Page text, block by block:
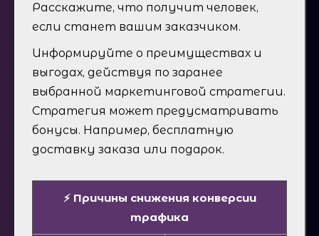
Расскажите, что получит человек,
если станет вашим заказчиком.
Информируйте о преимуществах и
выгодах, действуя по заранее
выбранной маркетинговой стратегии.
Стратегия может предусматривать
бонусы. Например, бесплатную
доставку заказа или подарок.
⚡ Причины снижения конверсии
трафика